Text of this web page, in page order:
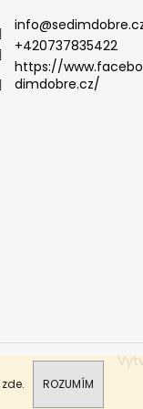
zde. ROZUMÍM
info@
+420737835422
https://
dimdobre.cz/